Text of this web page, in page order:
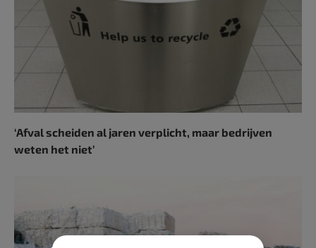
‘Afval scheiden al jaren verplicht, maar bedrijven
weten het niet’